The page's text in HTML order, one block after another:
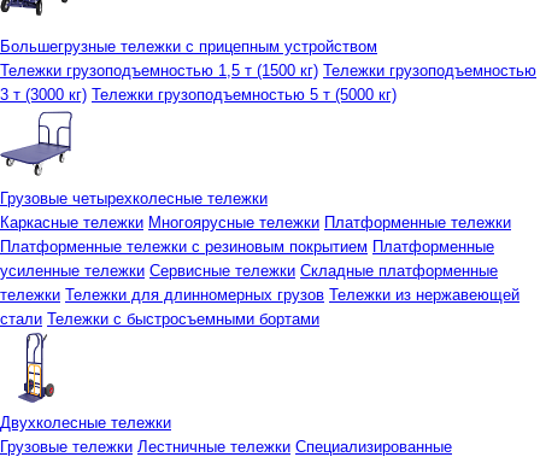
Большегрузные тележки с прицепным устройством
Тележки грузоподъемностью 1,5 т (1500 кг) Тележки грузоподъемностью
3 т (3000 кг) Тележки грузоподъемностью 5 т (5000 кг)
Грузовые четырехколесные тележки
Каркасные тележки Многоярусные тележки Платформенные тележки
Платформенные тележки с резиновым покрытием Платформенные
усиленные тележки Сервисные тележки Складные платформенные
тележки Тележки для длинномерных грузов Тележки из нержавеющей
стали Тележки с быстросъемными бортами
Двухколесные тележки
Грузовые тележки Лестничные тележки Специализированные